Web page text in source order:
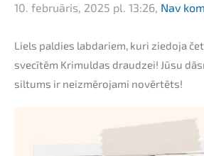
10. februāris, 2025 pl. 13:26, Nav
Liels paldies labdariem, kuri ziedoja
svecītēm Krimuldas draudzei! Jūsu
siltums ir neizmērojami novērtēts!